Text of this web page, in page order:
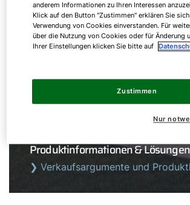
Produktinformationen & Lösungen
❯ Verkaufsargumente und
anderem Informationen zu Ihren Interessen
Klick auf den Button "Zustimmen" erklären Sie
Verwendung von Cookies einverstanden. Für
über die Nutzung von Cookies oder für Änderung
Ihrer Einstellungen klicken Sie bitte auf
Nur
Zustimmen